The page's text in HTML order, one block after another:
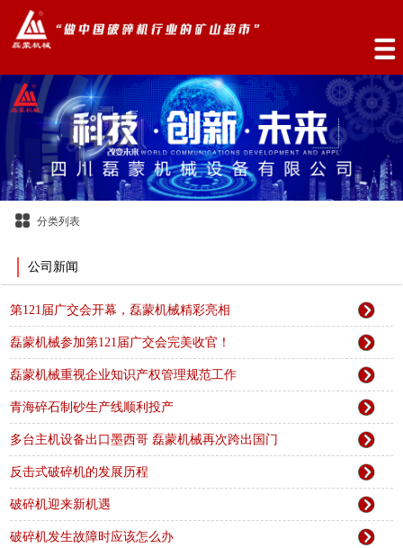
分类列表
公司新闻
第121届广交会开幕，磊蒙机械精彩亮相
磊蒙机械参加第121届广交会完美收官！
磊蒙机械重视企业知识产权管理规范工作
青海碎石制砂生产线顺利投产
多台主机设备出口墨西哥 磊蒙机械再次跨出国门
反击式破碎机的发展历程
破碎机迎来新机遇
破碎机发生故障时应该怎么办